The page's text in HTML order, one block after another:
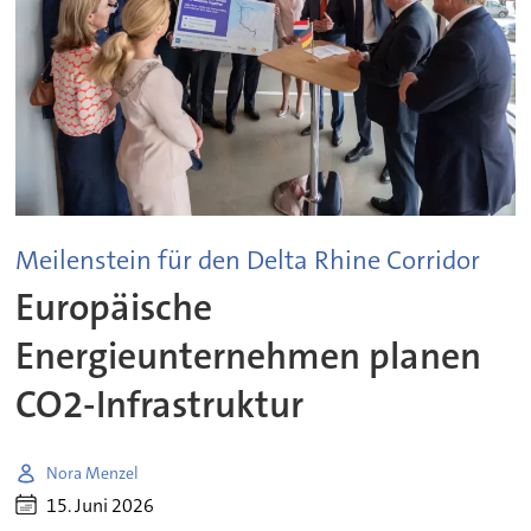
Meilenstein für den Delta Rhine Corridor
Europäische
Energieunternehmen planen
CO2-Infrastruktur
Nora Menzel
15. Juni 2026